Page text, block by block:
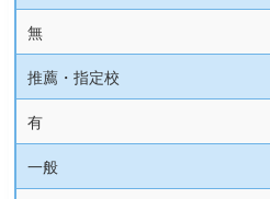
無
推薦・指定校
有
一般